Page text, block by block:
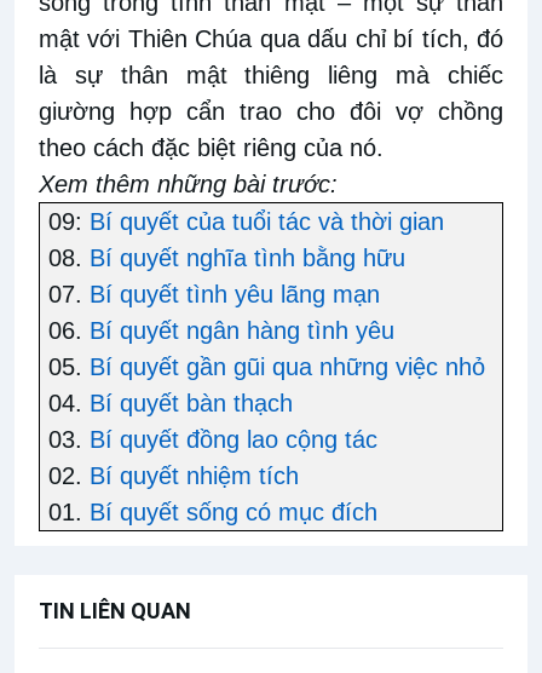
mật với Thiên Chúa qua dấu chỉ bí tích, đó
là sự thân mật thiêng liêng mà chiếc
giường hợp cẩn trao cho đôi vợ chồng
theo cách đặc biệt riêng của nó.
Xem thêm những bài trước:
09: Bí quyết của tuổi tác và thời gian
08. Bí quyết nghĩa tình bằng hữu
07. Bí quyết tình yêu lãng mạn
06. Bí quyết ngân hàng tình yêu
05. Bí quyết gần gũi qua những việc nhỏ
04. Bí quyết bàn thạch
03. Bí quyết đồng lao cộng tác
02. Bí quyết nhiệm tích
01. Bí quyết sống có mục đích
TIN LIÊN QUAN